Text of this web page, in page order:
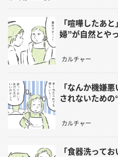
「喧嘩したあ
婦”が自然とや
カルチャー
「なんか機嫌
されないため
カルチャー
「食器洗って